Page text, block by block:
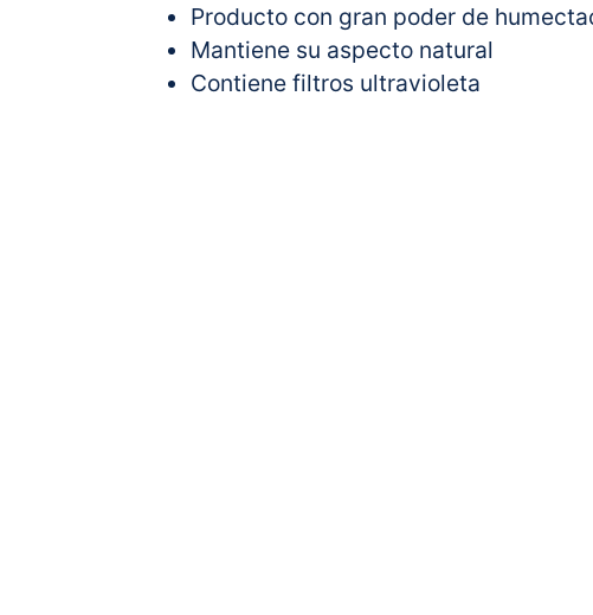
Producto con gran poder de
Mantiene su aspecto natural
Contiene filtros ultravioleta